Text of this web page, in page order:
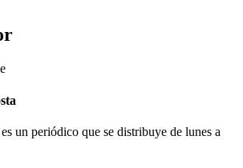
un periódico que se distribuye de lunes a